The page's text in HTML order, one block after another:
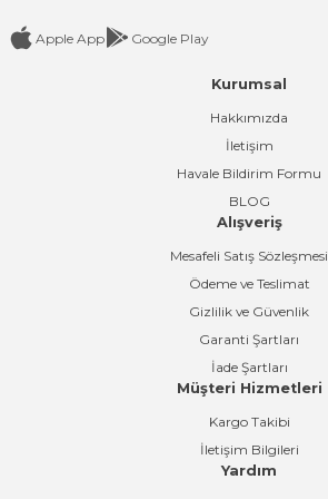
Apple App Google Play
Kurumsal
Hakkımızda
İletişim
Havale Bildirim Formu
BLOG
Alışveriş
Mesafeli Satış Sözleşmesi
Ödeme ve Teslimat
Gizlilik ve Güvenlik
Garanti Şartları
İade Şartları
Müşteri Hizmetleri
Kargo Takibi
İletişim Bilgileri
Yardım